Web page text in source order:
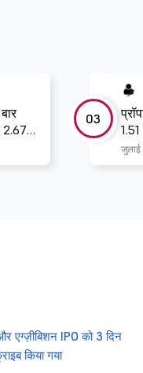
2.67
03
जुलाई
एग्ज़ीबिशन IPO को 3 दिन
किया गया